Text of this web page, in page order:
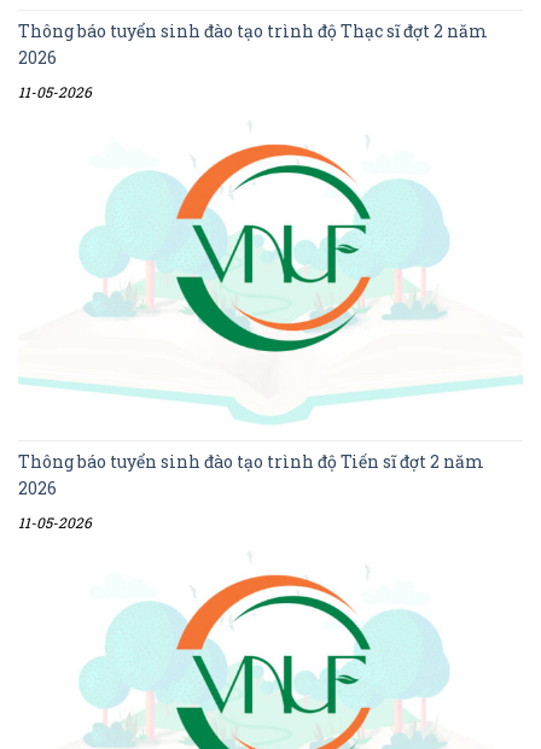
Thông báo tuyển sinh đào tạo trình độ Thạc sĩ đợt 2 năm
2026
11-05-2026
Thông báo tuyển sinh đào tạo trình độ Tiến sĩ đợt 2 năm
2026
11-05-2026